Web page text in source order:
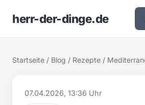
herr-der-dinge.de
Startseite / Blog / Rezepte /
07.04.2026, 13:36 Uhr